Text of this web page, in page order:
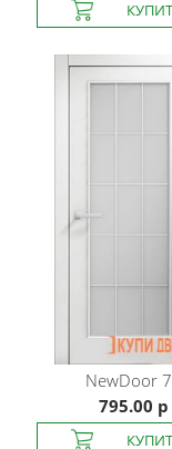
NewDoor7
795.00 р